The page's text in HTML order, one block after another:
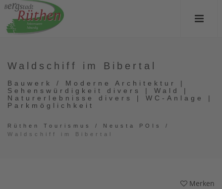
Waldschiff im Bibertal
Bauwerk / Moderne Architektur |
Sehenswürdigkeit divers | Wald |
Naturerlebnisse divers | WC-Anlage |
Parkmöglichkeit
Rüthen Tourismus / Neusta POIs
/
Waldschiff im Bibertal
Merken